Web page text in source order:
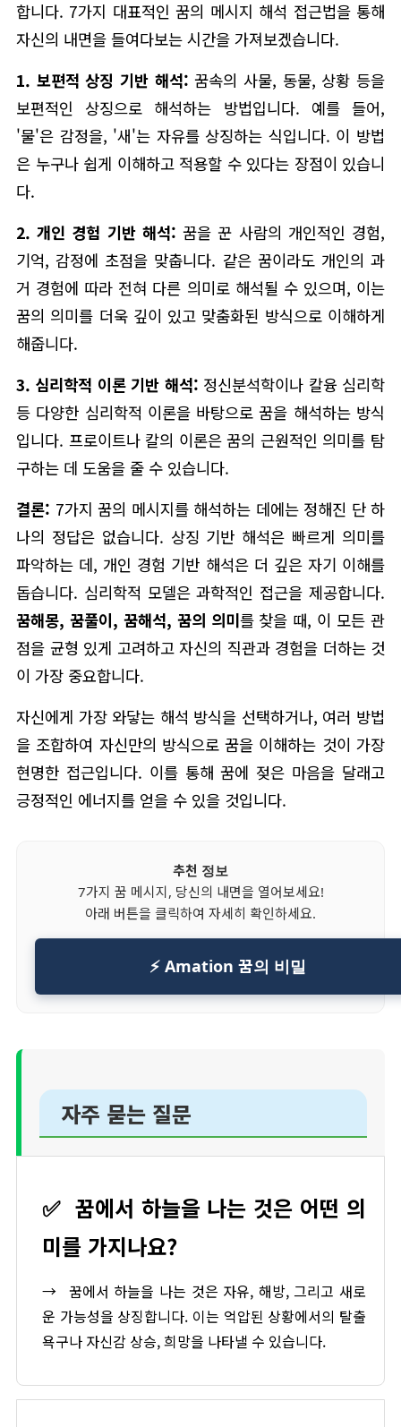
합니다. 7가지 대표적인 꿈의 메시지 해석 접근법을 통해
자신의 내면을 들여다보는 시간을 가져보겠습니다.
1. 보편적 상징 기반 해석: 꿈속의 사물, 동물, 상황 등을
보편적인 상징으로 해석하는 방법입니다. 예를 들어,
'물'은 감정을, '새'는 자유를 상징하는 식입니다. 이 방법
은 누구나 쉽게 이해하고 적용할 수 있다는 장점이 있습니
다.
2. 개인 경험 기반 해석: 꿈을 꾼 사람의 개인적인 경험,
기억, 감정에 초점을 맞춥니다. 같은 꿈이라도 개인의 과
거 경험에 따라 전혀 다른 의미로 해석될 수 있으며, 이는
꿈의 의미를 더욱 깊이 있고 맞춤화된 방식으로 이해하게
해줍니다.
3. 심리학적 이론 기반 해석: 정신분석학이나 칼융 심리학
등 다양한 심리학적 이론을 바탕으로 꿈을 해석하는 방식
입니다. 프로이트나 칼의 이론은 꿈의 근원적인 의미를 탐
구하는 데 도움을 줄 수 있습니다.
결론: 7가지 꿈의 메시지를 해석하는 데에는 정해진 단 하
나의 정답은 없습니다. 상징 기반 해석은 빠르게 의미를
파악하는 데, 개인 경험 기반 해석은 더 깊은 자기 이해를
돕습니다. 심리학적 모델은 과학적인 접근을 제공합니다.
꿈해몽, 꿈풀이, 꿈해석, 꿈의 의미를 찾을 때, 이 모든 관
점을 균형 있게 고려하고 자신의 직관과 경험을 더하는 것
이 가장 중요합니다.
자신에게 가장 와닿는 해석 방식을 선택하거나, 여러 방법
을 조합하여 자신만의 방식으로 꿈을 이해하는 것이 가장
현명한 접근입니다. 이를 통해 꿈에 젖은 마음을 달래고
긍정적인 에너지를 얻을 수 있을 것입니다.
추천 정보
7가지 꿈 메시지, 당신의 내면을 열어보세요!
아래 버튼을 클릭하여 자세히 확인하세요.
⚡ Amation 꿈의 비밀
자주 묻는 질문
✅ 꿈에서 하늘을 나는 것은 어떤 의
미를 가지나요?
→ 꿈에서 하늘을 나는 것은 자유, 해방, 그리고 새로
운 가능성을 상징합니다. 이는 억압된 상황에서의 탈출
욕구나 자신감 상승, 희망을 나타낼 수 있습니다.